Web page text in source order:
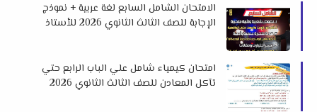
الامتحان الشامل السابع لغة عربية + نموذج
الإجابة للصف الثالث الثانوي 2026 للأستاذ
امتحان كيمياء شامل علي الباب الرابع حتي
تآكل المعادن للصف الثالث الثانوي 2026